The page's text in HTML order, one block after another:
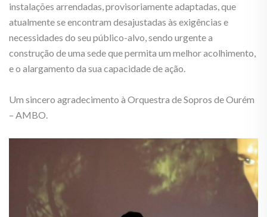
instalações arrendadas, provisoriamente adaptadas, que
atualmente se encontram desajustadas às exigências e
necessidades do seu público-alvo, sendo urgente a
construção de uma sede que permita um melhor acolhimento,
e o alargamento da sua capacidade de ação.
Um sincero agradecimento à Orquestra de Sopros de Ourém
– AMBO.